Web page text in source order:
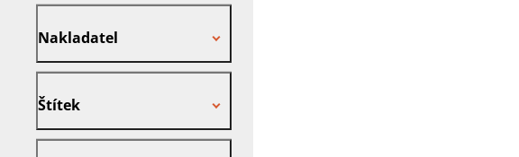
Nakladatel
Štítek